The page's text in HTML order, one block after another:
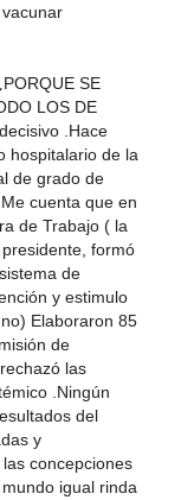
SE
LOS DE
.Hace
hospitalario de la
de grado de
cuenta que en
de Trabajo ( la
formó
de
y estimulo
Elaboraron 85
de
las
.Ningún
del
y
concepciones
igual rinda